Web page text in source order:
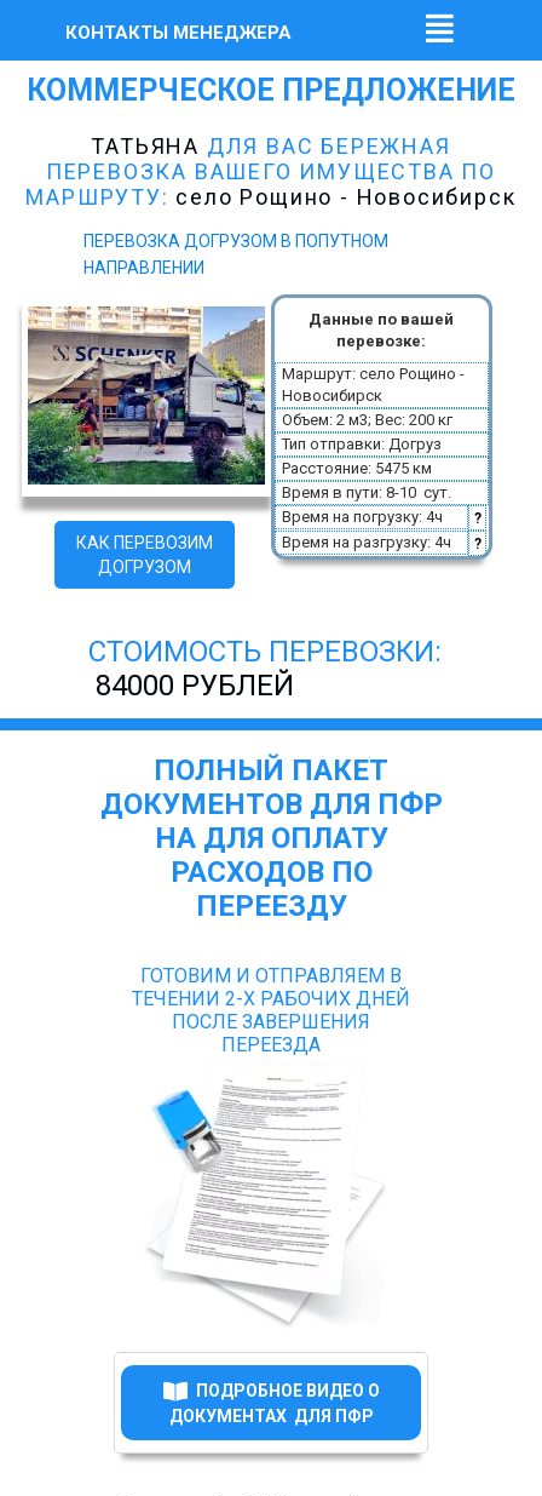
КОНТАКТЫ МЕНЕДЖЕРА
КОММЕРЧЕСКОЕ ПРЕДЛОЖЕНИЕ
ТАТЬЯНА ДЛЯ ВАС БЕРЕЖНАЯ
ПЕРЕВОЗКА ВАШЕГО ИМУЩЕСТВА ПО
МАРШРУТУ: село Рощино - Новосибирск
КАК ПЕРЕВОЗИМ
ДОГРУЗОМ
Данные по вашей
перевозке:
Маршрут: село Рощино -
Новосибирск
Объем: 2 м3; Вес: 200 кг
Тип отправки: Догруз
Расстояние: 5475 км
Время в пути: 8-10 сут.
Время на погрузку: 4ч
?
Время на разгрузку: 4ч ?
ПЕРЕВОЗКА ДОГРУЗОМ В ПОПУТНОМ
НАПРАВЛЕНИИ
СТОИМОСТЬ ПЕРЕВОЗКИ:
84000 РУБЛЕЙ
ПОЛНЫЙ ПАКЕТ
ДОКУМЕНТОВ ДЛЯ ПФР
НА ДЛЯ ОПЛАТУ
РАСХОДОВ ПО
ПЕРЕЕЗДУ
ГОТОВИМ И ОТПРАВЛЯЕМ В
ТЕЧЕНИИ 2-Х РАБОЧИХ ДНЕЙ
ПОСЛЕ ЗАВЕРШЕНИЯ
ПЕРЕЕЗДА
ПОДРОБНОЕ ВИДЕО О
ДОКУМЕНТАХ ДЛЯ ПФР